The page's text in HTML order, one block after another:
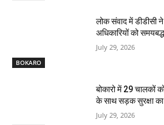
BOKARO
लोक संवाद में डीडीसी
अधिकारियों को
July 29, 2026
बोकारो में 29 चालकों
के साथ सड़क सुरक्षा
July 29, 2026